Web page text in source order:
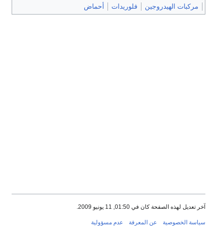
مركبات الهيدروجين
فلوريدات أحماض
آخر تعديل لهذه الصفحة كان في 01:50, 11 يونيو 2009.
سياسة الخصوصية عن المعرفة عدم مسؤولية